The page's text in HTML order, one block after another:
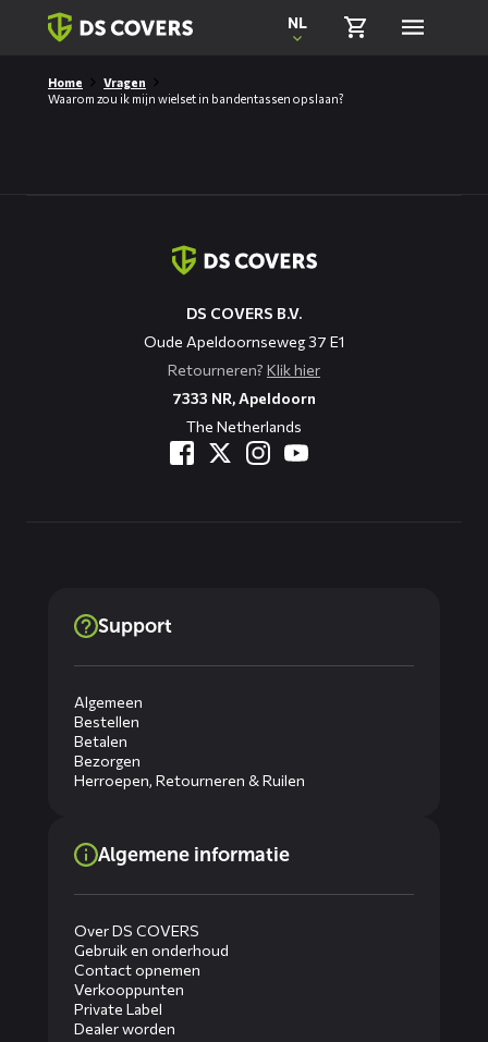
Skiplinks
NL
Home
Vragen
Waarom zou ik mijn wielset in bandentassen opslaan?
DS COVERS B.V.
Oude Apeldoornseweg 37 E1
Retourneren? Klik hier
7333 NR, Apeldoorn
The Netherlands
Support
Algemeen
Bestellen
Betalen
Bezorgen
Herroepen, Retourneren & Ruilen
Algemene informatie
Over DS COVERS
Gebruik en onderhoud
Contact opnemen
Verkooppunten
Private Label
Dealer worden